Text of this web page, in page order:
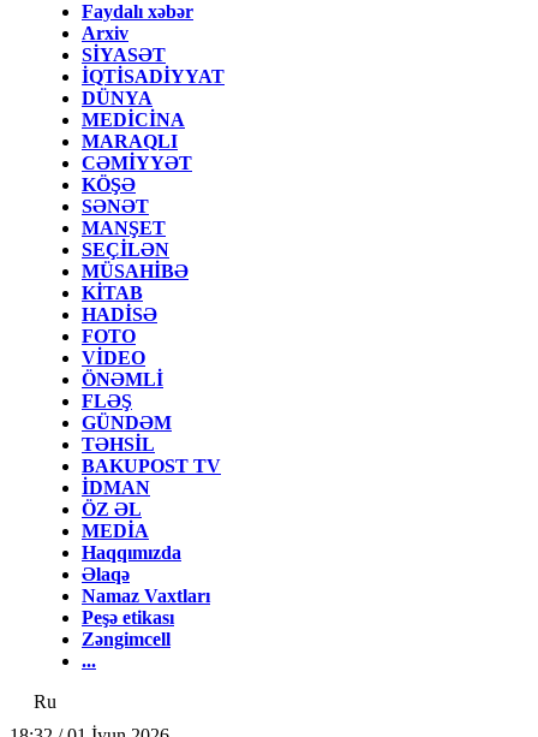
Faydalı xəbər
Arxiv
SİYASƏT
İQTİSADİYYAT
DÜNYA
MEDİCİNA
MARAQLI
CƏMİYYƏT
KÖŞƏ
SƏNƏT
MANŞET
SEÇİLƏN
MÜSAHİBƏ
KİTAB
HADİSƏ
FOTO
VİDEO
ÖNƏMLİ
FLƏŞ
GÜNDƏM
TƏHSİL
BAKUPOST TV
İDMAN
ÖZ ƏL
MEDİA
Haqqımızda
Əlaqə
Namaz Vaxtları
Peşə etikası
Zəngimcell
...
Ru